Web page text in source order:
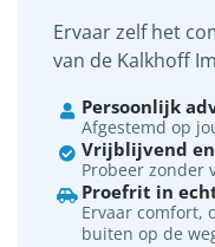
Ervaar zelf het
van de Kalkhoff
 Persoonlijk
Afgestemd op
 Vrijblijvend
Probeer zonder
 Proefrit in
Ervaar comfort,
buiten op de